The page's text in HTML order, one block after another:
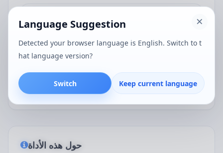
هل يتم رفع الملفات إلى الخادم أثناء تحويل JPG
في العادة لا. تقوم هذه الأداة بشكل أساسي بقراءة
الصور وتحويل صيغها محليا داخل المتصفح، ولذلك فهي
مناسبة للحالات التي ترغب في حماية خصوصية محتوى
حول هذه الأداة
Language Suggestion
Detected your browser language is English. Switch to t
hat language version?
Switch Keep current language